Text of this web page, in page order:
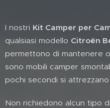
I nostri Kit Camper per
qualsiasi modello Citroën
permettono di mantenere
sono mobili camper
pochi secondi si
Non richiedono alcun tipo